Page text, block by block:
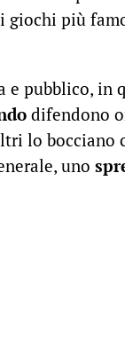
giochi più
pubblico, in
difendono
lo bocciano
uno